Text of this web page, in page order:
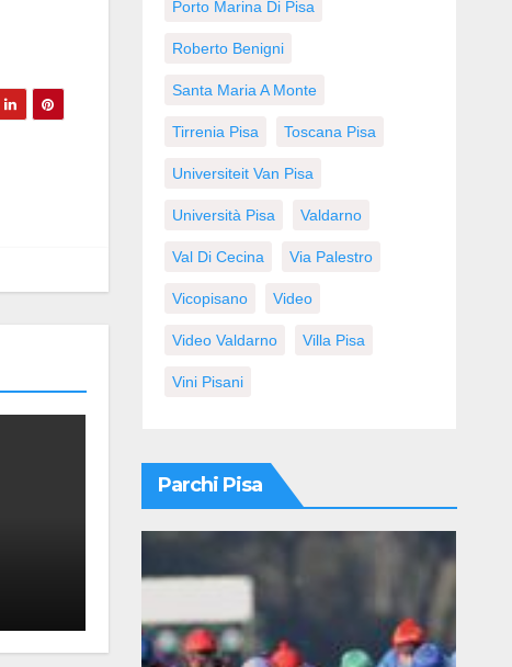
Porto Marina Di Pisa
Roberto Benigni
Santa Maria A Monte
Tirrenia Pisa Toscana Pisa
Universiteit Van Pisa
Università Pisa Valdarno
Val Di Cecina Via Palestro
Vicopisano Video
Video Valdarno Villa Pisa
Vini Pisani
Parchi Pisa